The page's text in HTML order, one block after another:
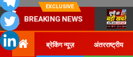
EXCLUSIVE
BREAKING NEWS
ब्रेकिंग न्यूज़ अंतरराष्ट्रीय